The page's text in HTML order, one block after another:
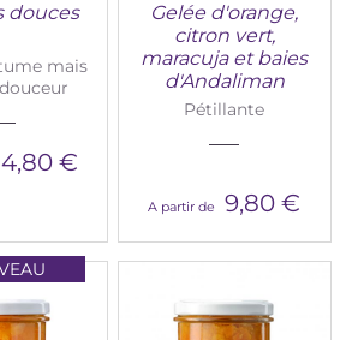
douces
mais
4,80 €
Gelée d'orange,
citron vert,
maracuja et baies
d'Andaliman
Pétillante
A partir de 9,80 €